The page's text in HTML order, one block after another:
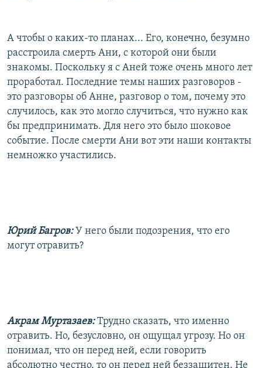
А чтобы о каких-то планах... Его, конечно, безумно
расстроила смерть Ани, с которой они были
знакомы. Поскольку я с Аней тоже очень много лет
проработал. Последние темы наших разговоров -
это разговоры об Анне, разговор о том, почему это
случилось, как это могло случиться, что нужно как
бы предпринимать. Для него это было шоковое
событие. После смерти Ани вот эти наши контакты
немножко участились.
Юрий Багров:У него были подозрения, что его
могут отравить?
Акрам Муртазаев:Трудно сказать, что именно
отравить. Но, безусловно, он ощущал угрозу. Но он
понимал, что он перед ней, если говорить
абсолютно честно, то он перед ней беззащитен. Не